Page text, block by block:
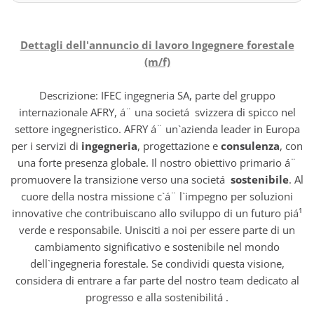
Dettagli dell'annuncio di lavoro Ingegnere forestale
(m/f)
Descrizione: IFEC ingegneria SA, parte del gruppo
internazionale AFRY, á¨ una societá svizzera di spicco nel
settore ingegneristico. AFRY á¨ un`azienda leader in Europa
per i servizi di ingegneria, progettazione e consulenza, con
una forte presenza globale. Il nostro obiettivo primario á¨
promuovere la transizione verso una societá sostenibile. Al
cuore della nostra missione c`á¨ l`impegno per soluzioni
innovative che contribuiscano allo sviluppo di un futuro piá¹
verde e responsabile. Unisciti a noi per essere parte di un
cambiamento significativo e sostenibile nel mondo
dell`ingegneria forestale. Se condividi questa visione,
considera di entrare a far parte del nostro team dedicato al
progresso e alla sostenibilitá .